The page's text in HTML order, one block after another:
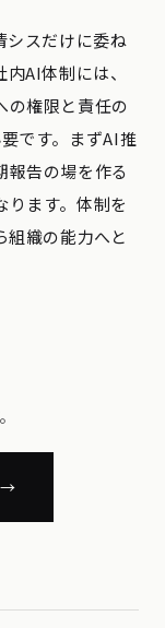
シスだけに委ね
AI体制には、
の権限と責任の
です。まずAI推
報告の場を作る
ります。体制を
織の能力へと
→